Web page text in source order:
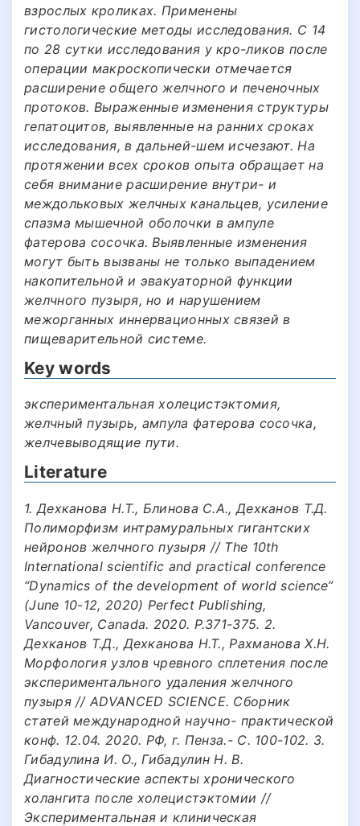
взрослых кроликах. Применены
гистологические методы исследования. С 14
по 28 сутки исследования у кро-ликов после
операции макроскопически отмечается
расширение общего желчного и печеночных
протоков. Выраженные изменения структуры
гепатоцитов, выявленные на ранних сроках
исследования, в дальней-шем исчезают. На
протяжении всех сроков опыта обращает на
себя внимание расширение внутри- и
междольковых желчных канальцев, усиление
спазма мышечной оболочки в ампуле
фатерова сосочка. Выявленные изменения
могут быть вызваны не только выпадением
накопительной и эвакуаторной функции
желчного пузыря, но и нарушением
межорганных иннервационных связей в
пищеварительной системе.
Key words
экспериментальная холецистэктомия,
желчный пузырь, ампула фатерова сосочка,
желчевыводящие пути.
Literature
1. Дехканова Н.Т., Блинова С.А., Дехканов Т.Д.
Полиморфизм интрамуральных гигантских
нейронов желчного пузыря // The 10th
International scientific and practical conference
“Dynamics of the development of world science”
(June 10-12, 2020) Perfect Publishing,
Vancouver, Canada. 2020. Р.371-375. 2.
Дехканов Т.Д., Дехканова Н.Т., Рахманова Х.Н.
Морфология узлов чревного сплетения после
экспериментального удаления желчного
пузыря // ADVANCED SCIENCE. Сборник
статей международной научно- практической
конф. 12.04. 2020. РФ, г. Пенза.- С. 100-102. 3.
Гибадулина И. О., Гибадулин Н. В.
Диагностические аспекты хронического
холангита после холецистэктомии //
Экспериментальная и клиническая